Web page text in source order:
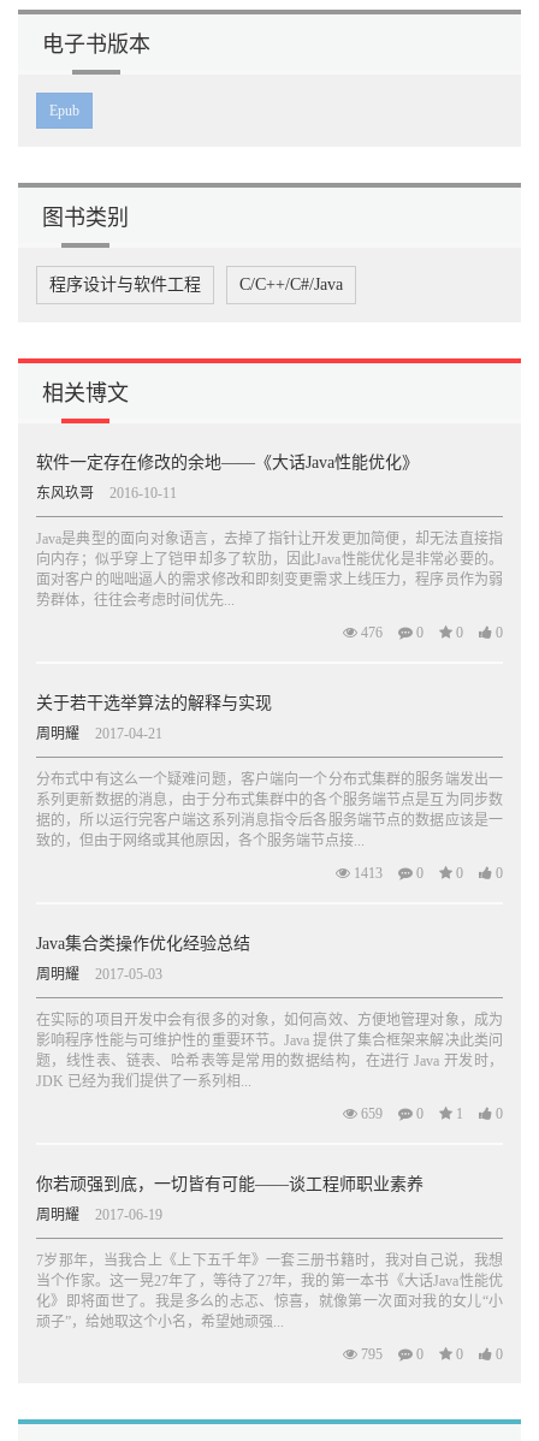
电子书版本
Epub
图书类别
程序设计与软件工程 C/C++/C#/Java
相关博文
软件一定存在修改的余地——《大话Java性能优化》
东风玖哥 2016-10-11
Java是典型的面向对象语言，去掉了指针让开发更加简便，却无法直接指
向内存；似乎穿上了铠甲却多了软肋，因此Java性能优化是非常必要的。
面对客户的咄咄逼人的需求修改和即刻变更需求上线压力，程序员作为弱
势群体，往往会考虑时间优先...
476
0 0 0
关于若干选举算法的解释与实现
周明耀 2017-04-21
分布式中有这么一个疑难问题，客户端向一个分布式集群的服务端发出一
系列更新数据的消息，由于分布式集群中的各个服务端节点是互为同步数
据的，所以运行完客户端这系列消息指令后各服务端节点的数据应该是一
致的，但由于网络或其他原因，各个服务端节点接...
1413
0 0 0
Java集合类操作优化经验总结
周明耀 2017-05-03
在实际的项目开发中会有很多的对象，如何高效、方便地管理对象，成为
影响程序性能与可维护性的重要环节。Java 提供了集合框架来解决此类问
题，线性表、链表、哈希表等是常用的数据结构，在进行 Java 开发时，
JDK 已经为我们提供了一系列相...
659
0 1 0
你若顽强到底，一切皆有可能——谈工程师职业素养
周明耀 2017-06-19
7岁那年，当我合上《上下五千年》一套三册书籍时，我对自己说，我想
当个作家。这一晃27年了，等待了27年，我的第一本书《大话Java性能优
化》即将面世了。我是多么的忐忑、惊喜，就像第一次面对我的女儿“小
顽子”，给她取这个小名，希望她顽强...
795
0 0 0